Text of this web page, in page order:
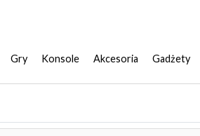
Gry Konsole Akcesoria Gadżety